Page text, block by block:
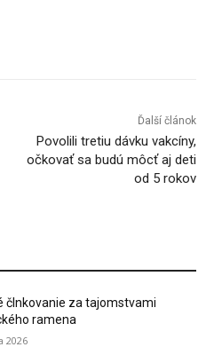
Ďalší článok
Povolili tretiu dávku vakcíny,
očkovať sa budú môcť aj deti
od 5 rokov
člnkovanie za tajomstvami
ramena
2026